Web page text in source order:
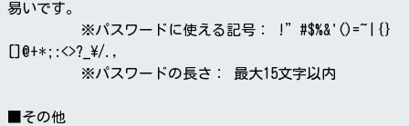
易いです。
※パスワードに使える記号： !”#$%&'()=~|{}
[]@+*;:<>?_\/.,
※パスワードの長さ： 最大15文字以内
■その他